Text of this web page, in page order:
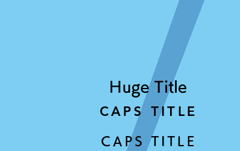
Huge Title
CAPS TITLE
CAPS TITLE